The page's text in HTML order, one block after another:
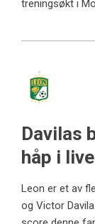
treningsøkt i
Davilas
håp i live
Leon er et av
og Victor